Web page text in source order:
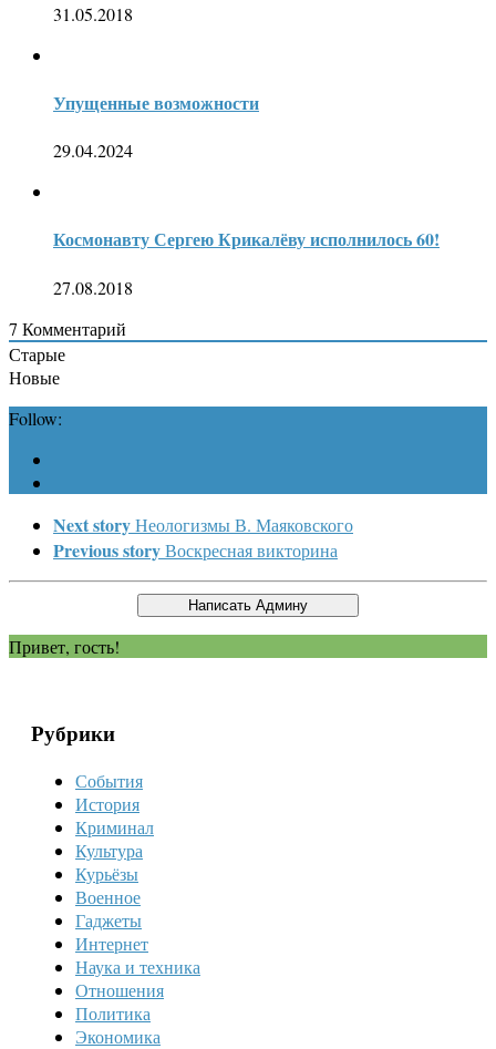
31.05.2018
Упущенные возможности
29.04.2024
Космонавту Сергею Крикалёву исполнилось 60!
27.08.2018
7 Комментарий
Старые
Новые
Follow:
Next storyНеологизмы В. Маяковского
Previous storyВоскресная викторина
Привет, гость!
Рубрики
События
История
Криминал
Культура
Курьёзы
Военное
Гаджеты
Интернет
Наука и техника
Отношения
Политика
Экономика